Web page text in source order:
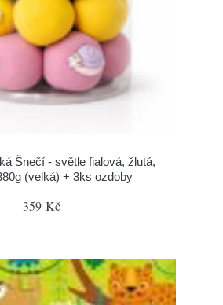
Šnečí - světle fialová, žlutá,
(velká) + 3ks ozdoby
359 Kč